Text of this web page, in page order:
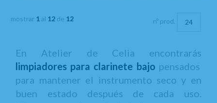
mostrar 1 al 12 de 12 nº prod.
En Atelier de Celia encontrarás
limpiadores para clarinete bajo pensados
para mantener el instrumento seco y en
buen estado después de cada uso.